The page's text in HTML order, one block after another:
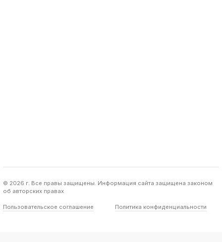
© 2026 г. Все правы защищены. Информация сайта защищена законом
об авторских правах
Пользовательское соглашение Политика конфиденциальности